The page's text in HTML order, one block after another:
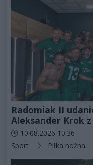
Radomiak II
Aleksander Krok
Data dodania artykułu:
10.08.2026 10:36
Kategorie artykułu:
Sport Piłka nożna